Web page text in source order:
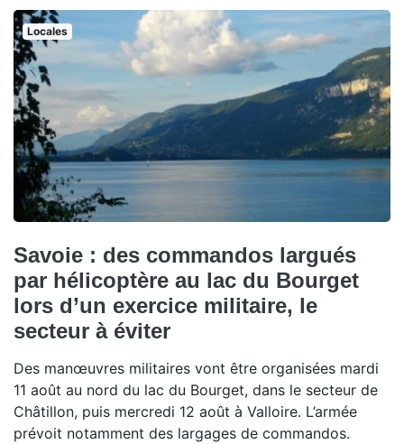
Locales
Savoie : des commandos largués
par hélicoptère au lac du Bourget
lors d’un exercice militaire, le
secteur à éviter
Des manœuvres militaires vont être organisées mardi
11 août au nord du lac du Bourget, dans le secteur de
Châtillon, puis mercredi 12 août à Valloire. L’armée
prévoit notamment des largages de commandos.